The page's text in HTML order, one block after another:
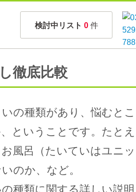
検討中リスト 0 件
徹底比較
の種類があり、悩むと
ということです。たと
風呂（たいていはユニ
のか、など。
種類に関する詳しい説